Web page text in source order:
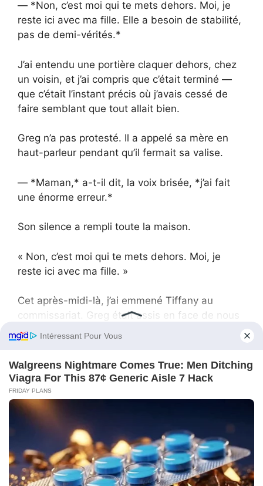
— *Non, c’est moi qui te mets dehors. Moi, je
reste ici avec ma fille. Elle a besoin de stabilité,
pas de demi-vérités.*
J’ai entendu une portière claquer dehors, chez
un voisin, et j’ai compris que c’était terminé —
que c’était l’instant précis où j’avais cessé de
faire semblant que tout allait bien.
Greg n’a pas protesté. Il a appelé sa mère en
haut-parleur pendant qu’il fermait sa valise.
— *Maman,* a-t-il dit, la voix brisée, *j’ai fait
une énorme erreur.*
Son silence a rempli toute la maison.
« Non, c’est moi qui te mets dehors. Moi, je
reste ici avec ma fille. »
Cet après-midi-là, j’ai emmené Tiffany au
commissariat. Greg était assis en face de nous
dans la salle d’entretien, les yeux rouges, les
mains jointes. La voix de l’agent était calme,
mais tranchante.
— *Avez-vous soumis l’ADN d’un autre homme
à la clinique ?*
— *Avez-vous falsifié le consentement de votre
épouse ?*
Greg a hoché la tête. Lindsay était là aussi, les